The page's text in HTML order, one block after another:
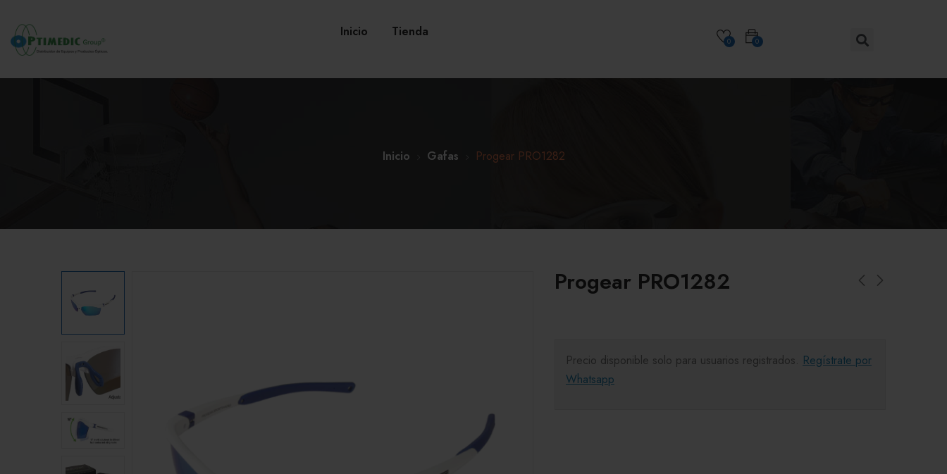
Inicio Tienda
0
0
Inicio Gafas Progear PRO1282
Progear PRO1282
Precio disponible solo para usuarios registrados. Regístrate por
Whatsapp